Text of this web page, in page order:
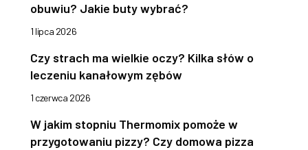
obuwiu? Jakie buty wybrać?
1 lipca 2026
Czy strach ma wielkie oczy? Kilka słów o
leczeniu kanałowym zębów
1 czerwca 2026
W jakim stopniu Thermomix pomoże w
przygotowaniu pizzy? Czy domowa pizza